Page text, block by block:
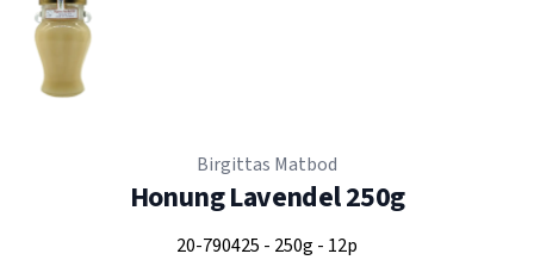
Birgittas Matbod
Honung Lavendel 250g
20-790425 - 250g - 12p